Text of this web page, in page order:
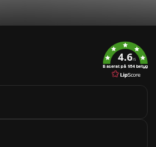
4.6/5
Baserat på 954 betyg